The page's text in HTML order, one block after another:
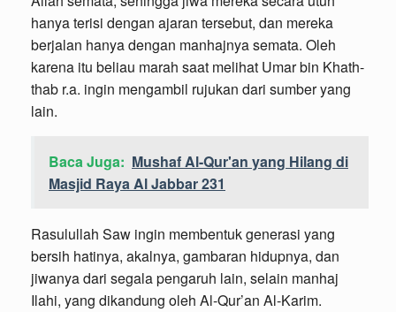
hanya terisi dengan ajaran tersebut, dan mereka
berjalan hanya dengan manhajnya semata. Oleh
karena itu beliau marah saat melihat Umar bin Khath-
thab r.a. ingin mengambil rujukan dari sumber yang
lain.
Baca Juga: Mushaf Al-Qur'an yang Hilang di
Masjid Raya Al Jabbar 231
Rasulullah Saw ingin membentuk generasi yang
bersih hatinya, akalnya, gambaran hidupnya, dan
jiwanya dari segala pengaruh lain, selain manhaj
Ilahi, yang dikandung oleh Al-Qur’an Al-Karim.